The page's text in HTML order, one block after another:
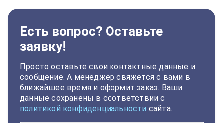
Есть вопрос? Оставьте
заявку!
Просто оставьте свои контактные данные и
сообщение. А менеджер свяжется с вами в
ближайшее время и оформит заказ. Ваши
данные сохранены в соответствии с
политикой конфиденциальности сайта.